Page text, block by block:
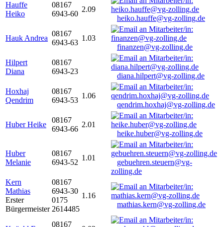
Hauffe
Heiko
08167
6943-60
2.09
heiko.hauffe@vg-zolling.de
Hauk Andrea
08167
6943-63
1.03
finanzen@vg-zolling.de
Hilpert
Diana
08167
6943-23
diana.hilpert@vg-zolling.de
Hoxhaj
Qendrim
08167
6943-53
1.06
qendrim.hoxhaj@vg-zolling.de
Huber Heike
08167
6943-66
2.01
heike.huber@vg-zolling.de
Huber
Melanie
08167
6943-52
1.01
gebuehren.steuern@vg-
zolling.de
Kern
Mathias
Erster
Bürgermeister
08167
6943-30
0175
2614485
1.16
mathias.kern@vg-zolling.de
08167